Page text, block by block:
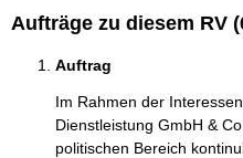
Aufträge zu diesem RV
Auftrag
Im Rahmen der
Dienstleistung GmbH &
politischen Bereich